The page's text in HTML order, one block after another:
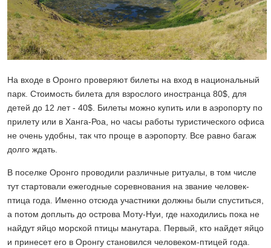
На входе в Оронго проверяют билеты на вход в национальный
парк. Стоимость билета для взрослого иностранца 80$, для
детей до 12 лет - 40$. Билеты можно купить или в аэропорту по
прилету или в Ханга-Роа, но часы работы туристического офиса
не очень удобны, так что проще в аэропорту. Все равно багаж
долго ждать.
В поселке Оронго проводили различные ритуалы, в том числе
тут стартовали ежегодные соревнования на звание человек-
птица года. Именно отсюда участники должны были спуститься,
а потом доплыть до острова Моту-Нуи, где находились пока не
найдут яйцо морской птицы манутара. Первый, кто найдет яйцо
и принесет его в Оронгу становился человеком-птицей года.